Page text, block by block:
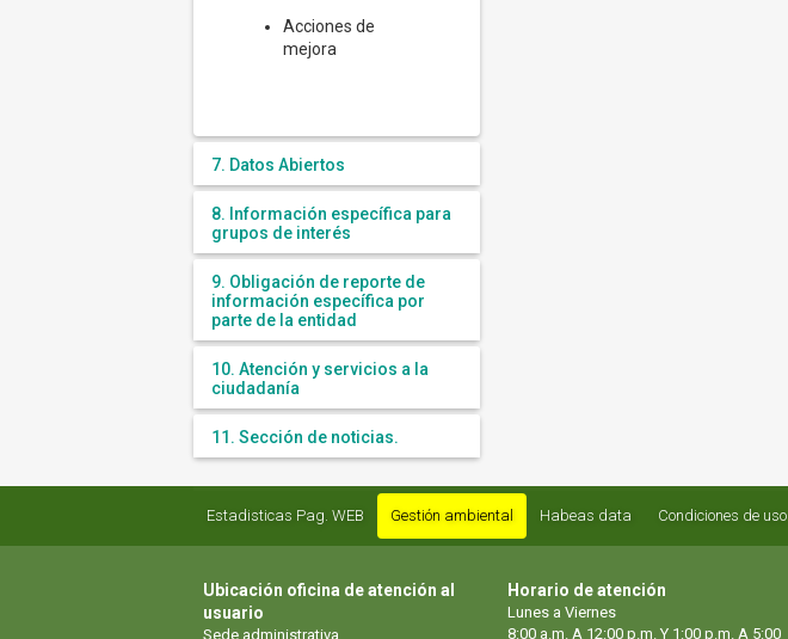
Acciones de
mejora
7. Datos Abiertos
8. Información específica para
grupos de interés
9. Obligación de reporte de
información específica por
parte de la entidad
10. Atención y servicios a la
ciudadanía
11. Sección de noticias.
Estadisticas Pag. WEB Gestión ambiental Habeas data Condiciones de uso
Ubicación oficina de atención al
usuario
Sede administrativa
Horario de atención
Lunes a Viernes
8:00 a.m. A 12:00 p.m. Y 1:00 p.m. A 5:00